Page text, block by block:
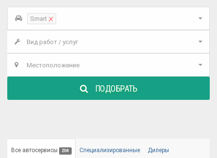
Smart ×
Вид работ / услуг
Местоположение
ПОДОБРАТЬ
Все автосервисы 204 Специализированные Дилеры